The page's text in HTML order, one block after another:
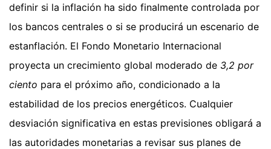
definir si la inflación ha sido finalmente controlada por
los bancos centrales o si se producirá un escenario de
estanflación. El Fondo Monetario Internacional
proyecta un crecimiento global moderado de 3,2 por
ciento para el próximo año, condicionado a la
estabilidad de los precios energéticos. Cualquier
desviación significativa en estas previsiones obligará a
las autoridades monetarias a revisar sus planes de